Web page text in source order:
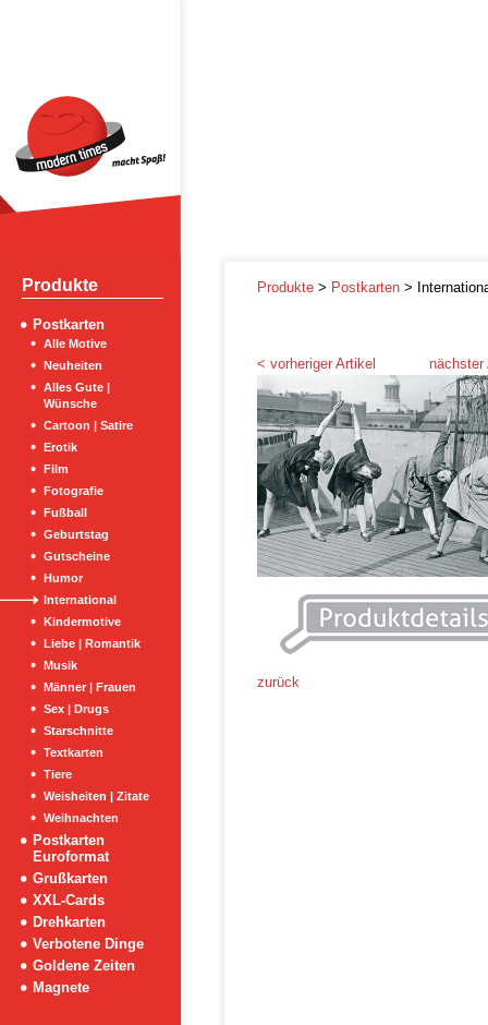
Produkte
Postkarten
Alle Motive
Neuheiten
Alles Gute |
Wünsche
Cartoon | Satire
Erotik
Film
Fotografie
Fußball
Geburtstag
Gutscheine
Humor
International
Kindermotive
Liebe | Romantik
Musik
Männer | Frauen
Sex | Drugs
Starschnitte
Textkarten
Tiere
Weisheiten | Zitate
Weihnachten
Postkarten
Euroformat
Grußkarten
XXL-Cards
Drehkarten
Verbotene Dinge
Goldene Zeiten
Magnete
Produkte > Postkarten >
< vorheriger Artikel
zurück